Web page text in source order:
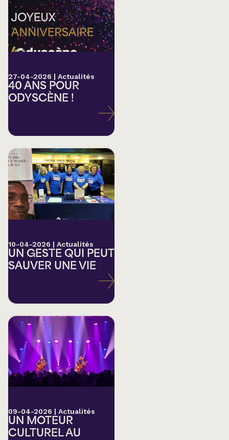
27-04-2026 | Actualités
40 ANS POUR
ODYSCÈNE !
10-04-2026 | Actualités
UN GESTE QUI PEUT
SAUVER UNE VIE
09-04-2026 | Actualités
UN MOTEUR
CULTUREL AU